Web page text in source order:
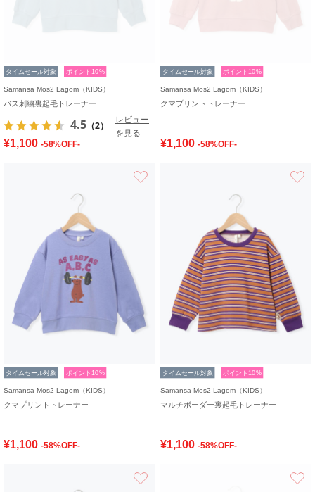
タイムセール対象 ポイント10%
Samansa Mos2 Lagom（KIDS）
バス刺繍裏起毛トレーナー
4.5 （2）
レビュー
を見る
¥1,100 -58%OFF-
タイムセール対象 ポイント10%
Samansa Mos2 Lagom（KIDS）
クマプリントトレーナー
¥1,100 -58%OFF-
タイムセール対象 ポイント10%
Samansa Mos2 Lagom（KIDS）
クマプリントトレーナー
¥1,100 -58%OFF-
タイムセール対象 ポイント10%
Samansa Mos2 Lagom（KIDS）
マルチボーダー裏起毛トレーナー
¥1,100 -58%OFF-